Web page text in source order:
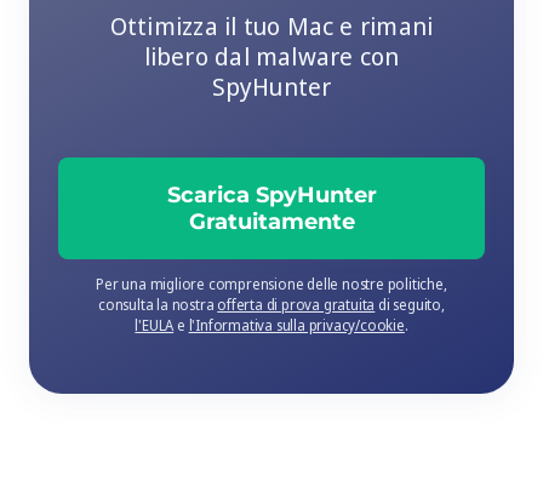
Ottimizza il tuo Mac e rimani
libero dal malware con
SpyHunter
Scarica SpyHunter
Gratuitamente
Per una migliore comprensione delle nostre politiche,
consulta la nostra offerta di prova gratuita di seguito,
l'EULA e l'Informativa sulla privacy/cookie.